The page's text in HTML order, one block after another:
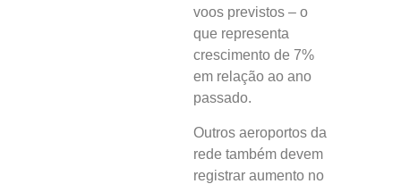
voos previstos – o
que representa
crescimento de 7%
em relação ao ano
passado.
Outros aeroportos da
rede também devem
registrar aumento no